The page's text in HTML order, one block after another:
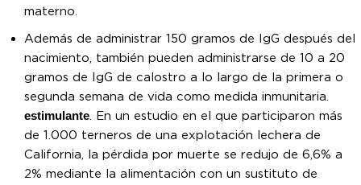
materno.
Además de administrar 150 gramos de IgG después del
nacimiento, también pueden administrarse de 10 a 20
gramos de IgG de calostro a lo largo de la primera o
segunda semana de vida como medida inmunitaria.
estimulante. En un estudio en el que participaron más
de 1.000 terneros de una explotación lechera de
California, la pérdida por muerte se redujo de 6,6% a
2% mediante la alimentación con un sustituto de